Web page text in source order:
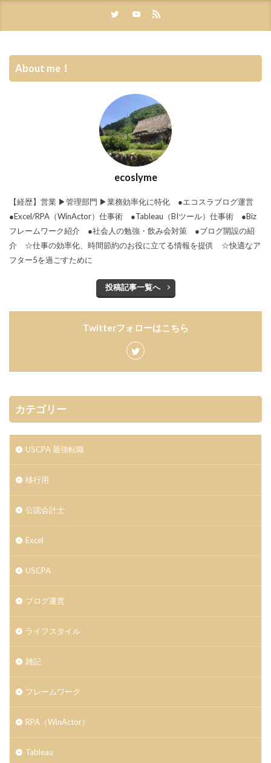
About me！
ecoslyme
【経歴】営業 ▶︎管理部門 ▶︎業務効率化に特化 ●エコスラブログ運営
●Excel/RPA（WinActor）仕事術 ●Tableau（BIツール）仕事術 ●Biz
フレームワーク紹介 ●社会人の勉強・飲み会対策 ●ブログ開設の紹
介 ☆仕事の効率化、時間節約のお役に立てる情報を提供 ☆快適なア
フター5を過ごすために
投稿記事一覧へ
Twitterフォローはこちら
カテゴリー
USCPA 最強転職
移行用
公認会計士
Excel
USCPA
ブログ運営
ライフスタイル
雑記
フレームワーク
RPA（WinActor）
Tableau